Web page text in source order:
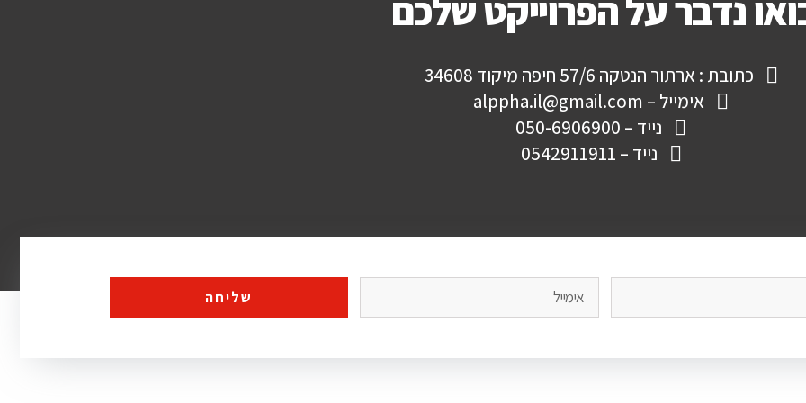
נדבר על הפרוייקט שלכם
כתובת : ארתור הנטקה 57/6 חיפה מיקוד 34608
אימייל – alppha.il@gmail.com
נייד – 050-6906900
נייד – 0542911911
שליחה